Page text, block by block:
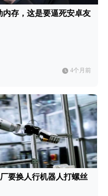
内存，这是要逼死安卓友
4个月前
要换人行机器人打螺丝